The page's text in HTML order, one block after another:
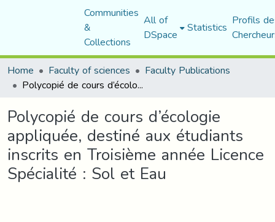
Communities
&
Collections
All of
DSpace Statistics Profils
Home
Faculty of sciences Faculty Publications
Polycopié de cours d’écologie appliquée, destiné aux étudiants inscrits en Troisième année Licence Spécialité : Sol et Eau
Polycopié de cours d’écologie
appliquée, destiné aux étudiants
inscrits en Troisième année Licence
Spécialité : Sol et Eau